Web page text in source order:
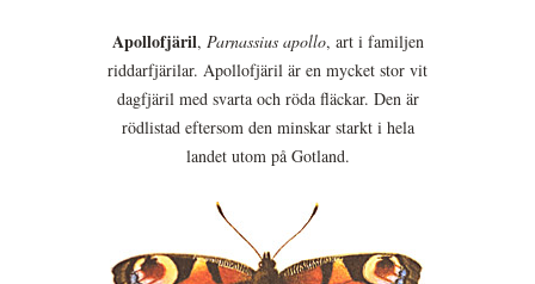
Apollofjäril, Parnassius apollo, art i familjen
riddarfjärilar. Apollofjäril är en mycket stor vit
dagfjäril med svarta och röda fläckar. Den är
rödlistad eftersom den minskar starkt i hela
landet utom på Gotland.